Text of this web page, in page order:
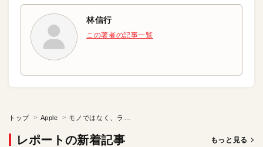
林信行
この著者の記事一覧
トップ Apple
レポートの新着記事 もっと見る